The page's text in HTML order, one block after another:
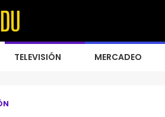
TELEVISIÓN MERCADEO